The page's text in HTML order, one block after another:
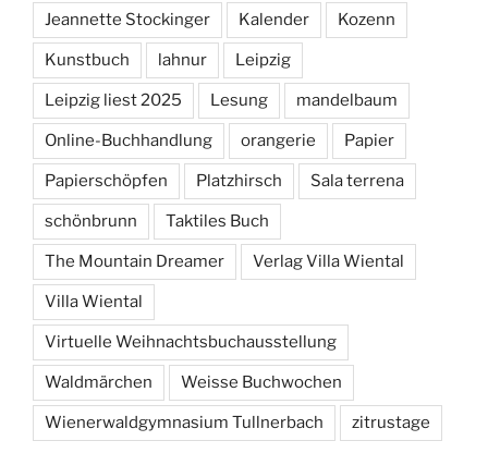
Jeannette Stockinger Kalender Kozenn
Kunstbuch lahnur Leipzig
Leipzig liest 2025 Lesung mandelbaum
Online-Buchhandlung orangerie Papier
Papierschöpfen Platzhirsch Sala terrena
schönbrunn Taktiles Buch
The Mountain Dreamer Verlag Villa Wiental
Villa Wiental
Virtuelle Weihnachtsbuchausstellung
Waldmärchen Weisse Buchwochen
Wienerwaldgymnasium Tullnerbach zitrustage